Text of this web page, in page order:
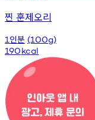
찐 훈제오리
1 인분 (100g)
190kcal